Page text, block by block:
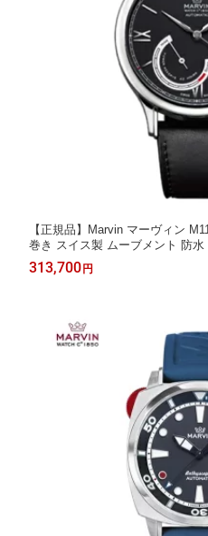
【正規品】Marvin マーヴィン
巻き スイス製 ムーブメント 防
313,700 円